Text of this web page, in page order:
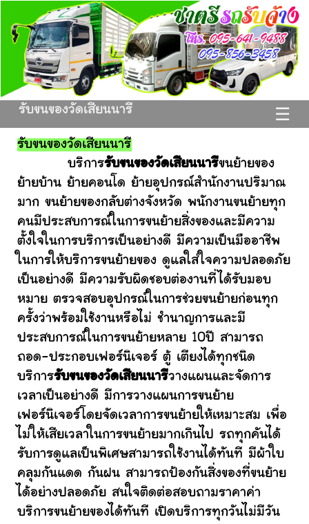
☰
รับขนของวัดเสียนนารี
รับขนของวัดเสียนนารี
บริการรับขนของวัดเสียนนารีขนย้ายของ
ย้ายบ้าน ย้ายคอนโด ย้ายอุปกรณ์สำนักงานปริมาณ
มาก ขนย้ายของกลับต่างจังหวัด พนักงานขนย้ายทุก
คนมีประสบการณ์ในการขนย้ายสิ่งของและมีความ
ตั้งใจในการบริการเป็นอย่างดี มีความเป็นมืออาชีพ
ในการให้บริการขนย้ายของ ดูแลใส่ใจความปลอดภัย
เป็นอย่างดี มีความรับผิดชอบต่องานที่ได้รับมอบ
หมาย ตรวจสอบอุปกรณ์ในการช่วยขนย้ายก่อนทุก
ครั้งว่าพร้อมใช้งานหรือไม่ ชำนาญการและมี
ประสบการณ์ในการขนย้ายหลาย 10ปี สามารถ
ถอด-ประกอบเฟอร์นิเจอร์ ตู้ เตียงได้ทุกชนิด
บริการรับขนของวัดเสียนนารีวางแผนและจัดการ
เวลาเป็นอย่างดี มีการวางแผนการขนย้าย
เฟอร์นิเจอร์โดยจัดเวลาการขนย้ายให้เหมาะสม เพื่อ
ไม่ให้เสียเวลาในการขนย้ายมากเกินไป รถทุกคันได้
รับการดูแลเป็นพิเศษสามารถใช้งานได้ทันที มีผ้าใบ
คลุมกันแดด กันฝน สามารถป้องกันสิ่งของที่ขนย้าย
ได้อย่างปลอดภัย สนใจติดต่อสอบถามราคาค่า
บริการขนย้ายของได้ทันที เปิดบริการทุกวันไม่มีวัน